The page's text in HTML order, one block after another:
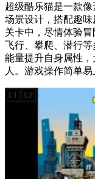
超级酷乐猫是一款
场景设计，搭配趣
关卡中，尽情体验
飞行、攀爬、潜行
能量提升自身属性
人。游戏操作简单